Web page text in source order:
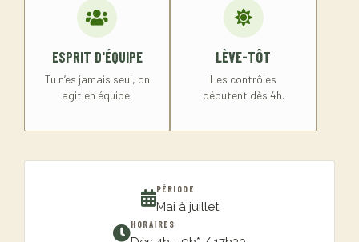
ESPRIT D'ÉQUIPE
Tu n’es jamais seul, on
agit en équipe.
LÈVE-TÔT
Les contrôles
débutent dès 4h.
PÉRIODE
Mai à juillet
HORAIRES